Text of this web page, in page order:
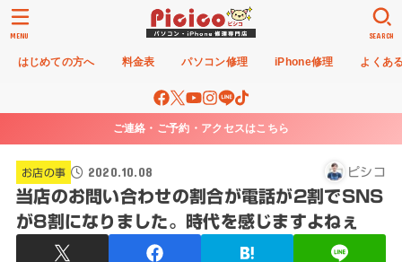
はじめての方へ 料金表 パソコン修理 iPhone修理 よくあ
SEARCH
MENU
ご連絡・ご予約・アクセスはこちら
お店の事 2020.10.08 ピシコ
当店のお問い合わせの割合が電話が2割でSNS
が8割になりました。時代を感じますよねぇ